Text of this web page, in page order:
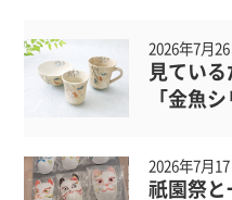
2026年7月26
見てい
「金魚シ
2026年7月17
祇園祭と